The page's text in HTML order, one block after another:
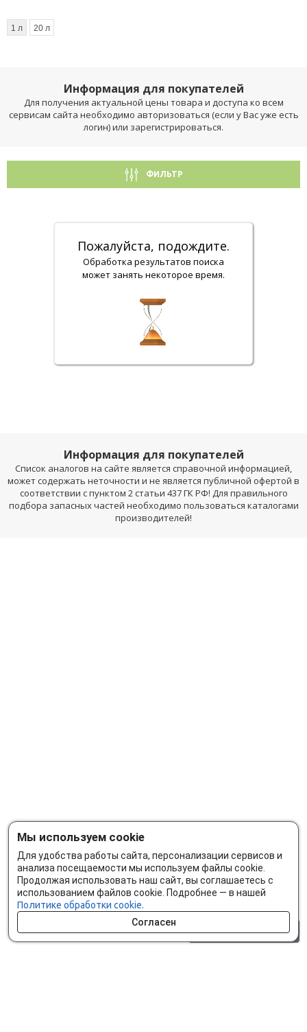
1 л 20 л
Информация для покупателей
Для получения актуальной цены товара и доступа ко всем
сервисам сайта необходимо авторизоваться (если у Вас уже есть
логин) или зарегистрироваться.
ФИЛЬТР
Пожалуйста, подождите.
Обработка результатов поиска
может занять некоторое время.
Информация для покупателей
Список аналогов на сайте является справочной информацией,
может содержать неточности и не является публичной офертой в
соответствии с пунктом 2 статьи 437 ГК РФ! Для правильного
подбора запасных частей необходимо пользоваться каталогами
производителей!
Мы используем cookie
Для удобства работы сайта, персонализации сервисов и
анализа посещаемости мы используем файлы cookie.
Продолжая использовать наш сайт, вы соглашаетесь с
использованием файлов cookie. Подробнее — в нашей
Политике обработки cookie.
Согласен